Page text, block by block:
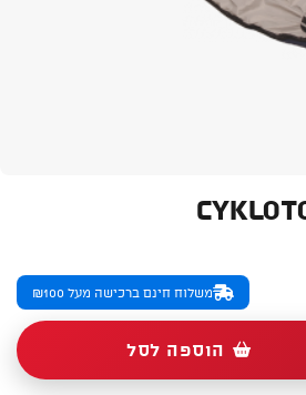
משלוח חינם ברכישה מעל ₪100
הוספה לסל